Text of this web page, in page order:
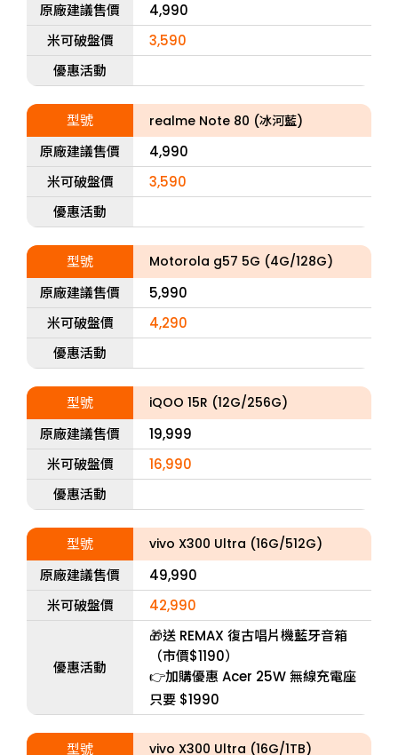
原廠建議售價
4,990
米可破盤價
3,590
優惠活動
型號 realme Note 80 (冰河藍)
原廠建議售價
4,990
米可破盤價
3,590
優惠活動
型號 Motorola g57 5G (4G/128G)
原廠建議售價
5,990
米可破盤價
4,290
優惠活動
型號 iQOO 15R (12G/256G)
原廠建議售價
19,999
米可破盤價
16,990
優惠活動
型號 vivo X300 Ultra (16G/512G)
原廠建議售價
49,990
米可破盤價
42,990
優惠活動
🎁送 REMAX 復古唱片機藍牙音箱
（市價$1190）
👉加購優惠 Acer 25W 無線充電座
只要 $1990
型號 vivo X300 Ultra (16G/1TB)